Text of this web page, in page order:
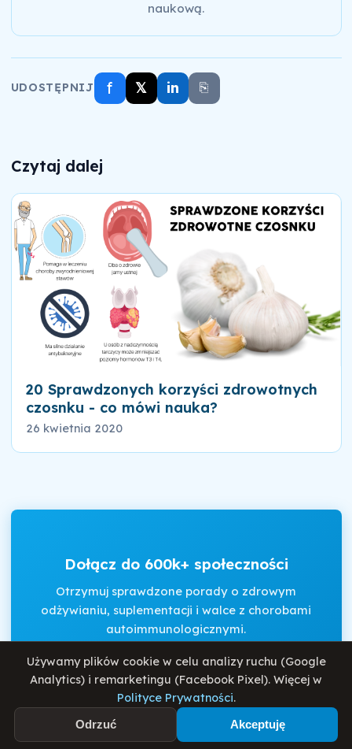
naukową.
UDOSTĘPNIJ f 𝕏 in ⎘
Czytaj dalej
20 Sprawdzonych korzyści zdrowotnych
czosnku - co mówi nauka?
26 kwietnia 2020
Dołącz do 600k+ społeczności
Otrzymuj sprawdzone porady o zdrowym
odżywianiu, suplementacji i walce z chorobami
autoimmunologicznymi.
AkceptujęRegulaminiPolitykę Prywatności
Używamy plików cookie w celu analizy ruchu (Google
Analytics) i remarketingu (Facebook Pixel). Więcej w
Polityce Prywatności.
Odrzuć Akceptuję